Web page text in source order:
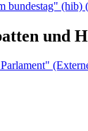
bundestag" (hib)
und